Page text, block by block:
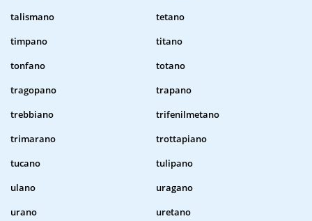
talismano
tetano
timpano
titano
tonfano
totano
tragopano
trapano
trebbiano
trifenilmetano
trimarano
trottapiano
tucano
tulipano
ulano
uragano
urano
uretano